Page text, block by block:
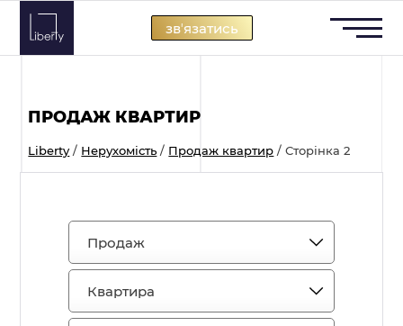
Skip
content
звʼязатись
ПРОДАЖ КВАРТИР
Liberty / Нерухомість / Продаж квартир /Сторінка 2